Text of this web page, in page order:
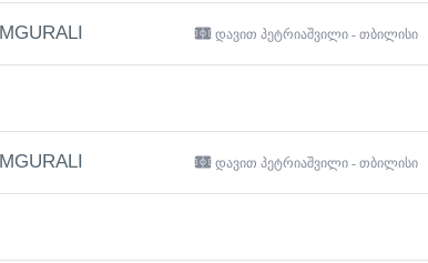
დავით პეტრიაშვილი - თბილისი
დავით პეტრიაშვილი - თბილისი